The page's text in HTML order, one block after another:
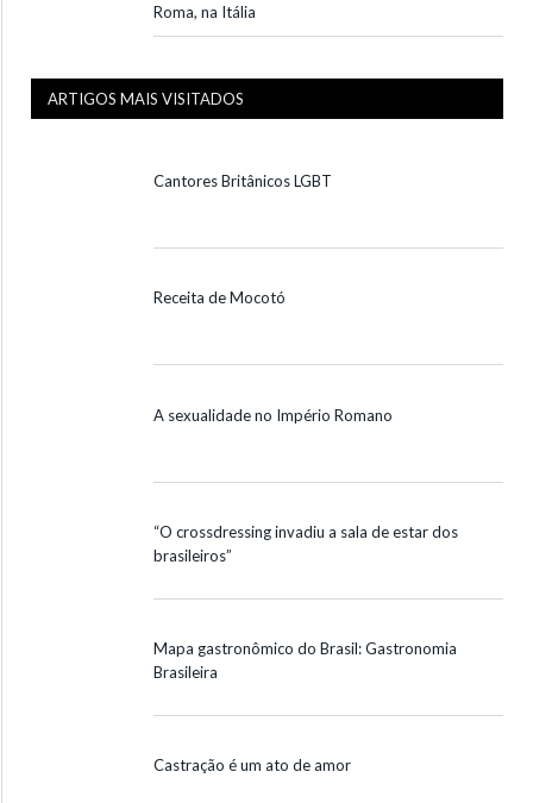
Roma, na Itália
ARTIGOS MAIS VISITADOS
Cantores Britânicos LGBT
Receita de Mocotó
A sexualidade no Império Romano
“O crossdressing invadiu a sala de estar dos
brasileiros”
Mapa gastronômico do Brasil: Gastronomia
Brasileira
Castração é um ato de amor